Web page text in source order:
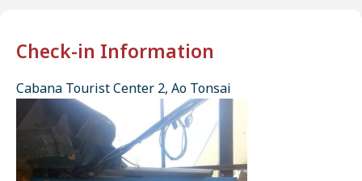
Check-in Information
Cabana Tourist Center 2, Ao Tonsai